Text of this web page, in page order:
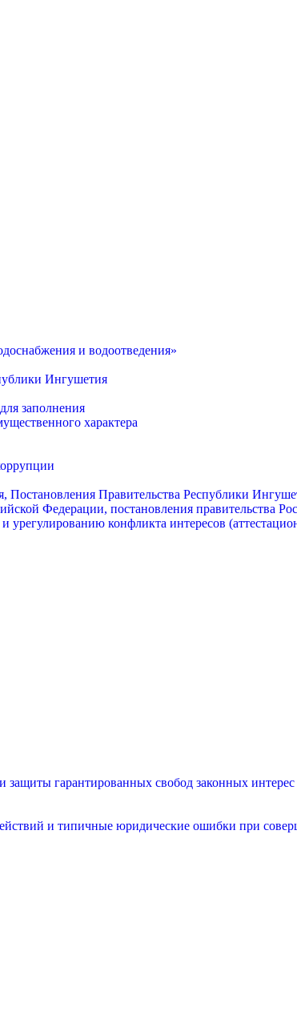
и водоотведения»
Ингушетия
заполнения
характера
Правительства Республики
Федерации, постановления правительства
конфликта интересов
гарантированных свобод законных интерес
и типичные юридические ошибки при